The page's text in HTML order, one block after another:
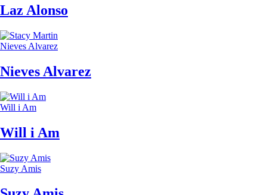
Laz Alonso
Nieves Alvarez
Nieves Alvarez
Will i Am
Will i Am
Suzy Amis